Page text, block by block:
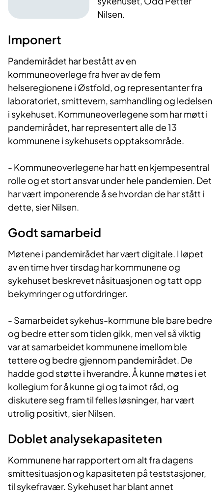
Nilsen.​
Imponert
Pandemirådet har bestått av en
kommuneoverlege fra hver av de fem
helseregionene i Østfold, og representanter fra
laboratoriet, smittevern, samhandling og ledelsen
i sykehuset. Kommuneoverlegene som har møtt i
pandemirådet, har representert alle de 13
kommunene i sykehusets opptaksområde.
- Kommuneoverlegene har hatt en kjempesentral
rolle og et stort ansvar under hele pandemien. Det
har vært imponerende å se hvordan de har stått i
dette, sier Nilsen.
Godt samarbeid
Møtene i pandemirådet har vært digitale. I løpet
av en time hver tirsdag har kommunene og
sykehuset beskrevet nåsituasjonen og tatt opp
bekymringer og utfordringer.
- Samarbeidet sykehus-kommune ble bare bedre
og bedre etter som tiden gikk, men vel så viktig
var at samarbeidet kommunene imellom ble
tettere og bedre gjennom pandemirådet. De
hadde god støtte i hverandre. Å kunne møtes i et
kollegium for å kunne gi og ta imot råd, og
diskutere seg fram til felles løsninger, har vært
utrolig positivt, sier Nilsen.
Doblet analysekapasiteten
Kommunene har rapportert om alt fra dagens
smittesituasjon og kapasiteten på teststasjoner,
til sykefravær. Sykehuset har blant annet